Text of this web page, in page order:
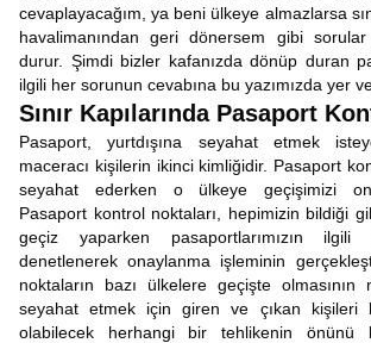
cevaplayacağım, ya beni ülkeye almazlarsa
havalimanından geri dönersem gibi
durur. Şimdi bizler kafanızda dönüp duran
ilgili her sorunun cevabına bu yazımızda yer
Sınır Kapılarında Pasaport
Pasaport, yurtdışına seyahat etmek
maceracı kişilerin ikinci kimliğidir. Pasaport
seyahat ederken o ülkeye geçişimizi
Pasaport kontrol noktaları, hepimizin bildiği
geçiz yaparken pasaportlarımızın ilgili
denetlenerek onaylanma işleminin
noktaların bazı ülkelere geçişte
seyahat etmek için giren ve çıkan kişileri
olabilecek herhangi bir tehlikenin önünü